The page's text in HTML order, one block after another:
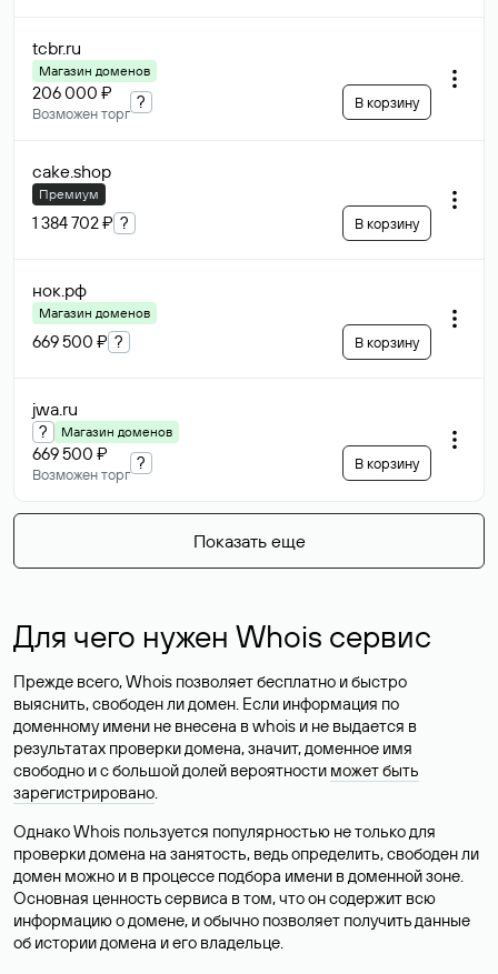
tcbr.ru
Магазин доменов
206 000 ₽
Возможен торг
? В корзину
cake.shop
Премиум
1 384 702 ₽ ? В корзину
нок.рф
Магазин доменов
669 500 ₽ ? В корзину
jwa.ru
? Магазин доменов
669 500 ₽
Возможен торг
? В корзину
Показать еще
Для чего нужен Whois сервис
Прежде всего, Whois позволяет бесплатно и быстро
выяснить, свободен ли домен. Если информация по
доменному имени не внесена в whois и не выдается в
результатах проверки домена, значит, доменное имя
свободно и с большой долей вероятности может быть
зарегистрировано.
Однако Whois пользуется популярностью не только для
проверки домена на занятость, ведь определить, свободен ли
домен можно и в процессе подбора имени в доменной зоне.
Основная ценность сервиса в том, что он содержит всю
информацию о домене, и обычно позволяет получить данные
об истории домена и его владельце.